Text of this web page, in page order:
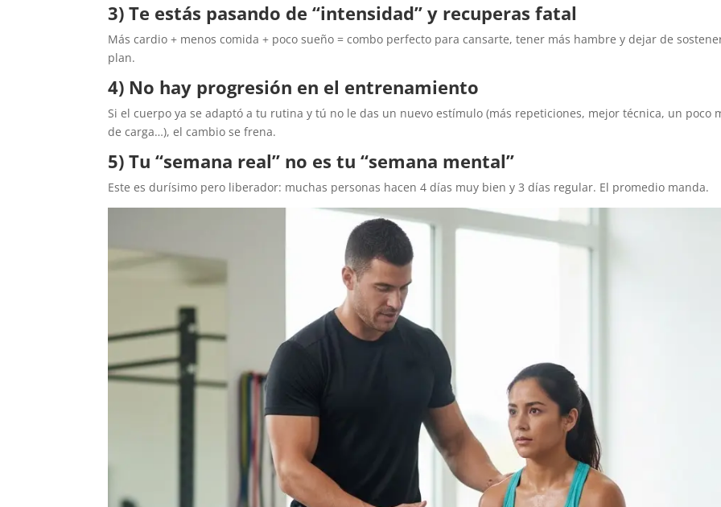
3) Te estás pasando de “intensidad” y recuperas fatal
Más cardio + menos comida + poco sueño = combo perfecto para cansarte, tener más hambre y dejar de
plan.
4) No hay progresión en el entrenamiento
Si el cuerpo ya se adaptó a tu rutina y tú no le das un nuevo estímulo (más repeticiones, mejor técnica, un poco
de carga…), el cambio se frena.
5) Tu “semana real” no es tu “semana mental”
Este es durísimo pero liberador: muchas personas hacen 4 días muy bien y 3 días regular. El promedio manda.